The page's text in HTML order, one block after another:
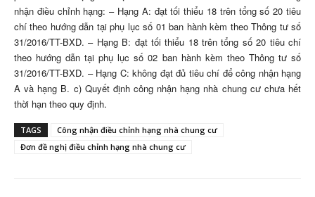
nhận điều chỉnh hạng: – Hạng A: đạt tối thiểu 18 trên tổng số 20 tiêu
chí theo hướng dẫn tại phụ lục số 01 ban hành kèm theo Thông tư số
31/2016/TT-BXD. – Hạng B: đạt tối thiểu 18 trên tổng số 20 tiêu chí
theo hướng dẫn tại phụ lục số 02 ban hành kèm theo Thông tư số
31/2016/TT-BXD. – Hạng C: không đạt đủ tiêu chí để công nhận hạng
A và hạng B. c) Quyết định công nhận hạng nhà chung cư chưa hết
thời hạn theo quy định.
TAGS
Công nhận điều chỉnh hạng nhà chung cư
Đơn đề nghị điều chỉnh hạng nhà chung cư